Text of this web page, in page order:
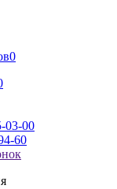
0
03-00
60